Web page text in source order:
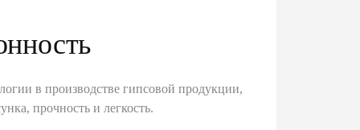
в производстве гипсовой продукции,
прочность и легкость.